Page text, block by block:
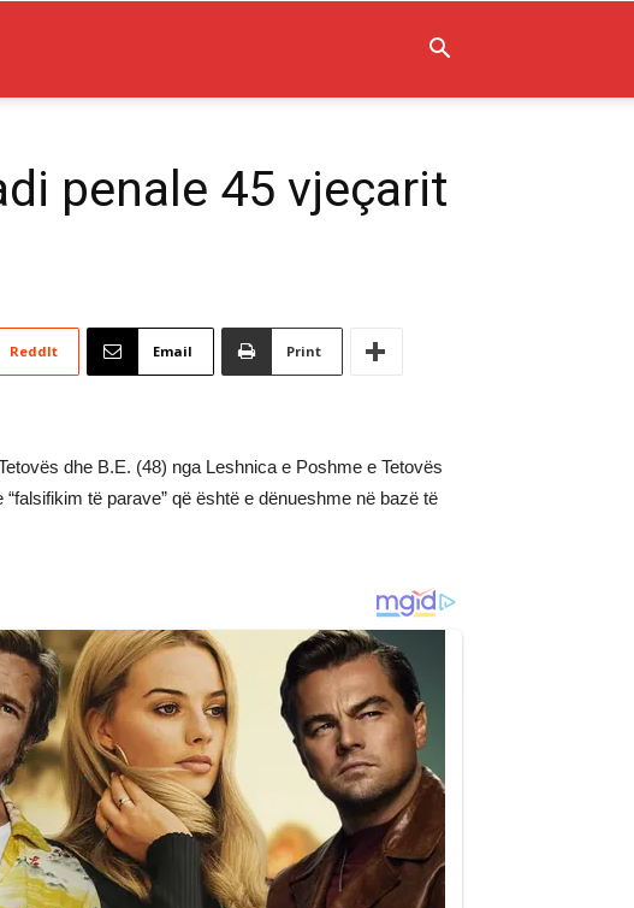
penale 45 vjeçarit
ReddIt Email Print
dhe B.E. (48) nga Leshnica e Poshme e Tetovës
të parave” që është e dënueshme në bazë të